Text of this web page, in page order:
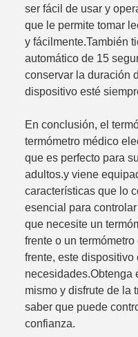
ser fácil de usar y
que le permite tomar
y fácilmente.También
automático de 15
conservar la duración
dispositivo esté
En conclusión, el
termómetro médico
que es perfecto para
adultos.y viene
características que lo
esencial para
que necesite un
frente o un
frente, este
necesidades.Obtenga
mismo y disfrute de la
saber que puede
confianza.